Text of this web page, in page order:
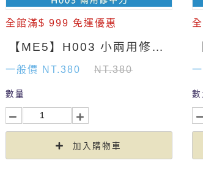
全館滿$ 999 免運優惠
【ME5】H003 小兩用修甲刀
一般價 NT.380 NT.380
數量
加入購物車
數